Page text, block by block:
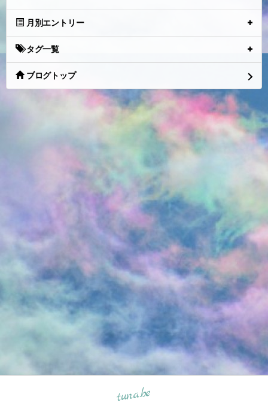
月別エントリー
タグ一覧
ブログトップ
tuna.be